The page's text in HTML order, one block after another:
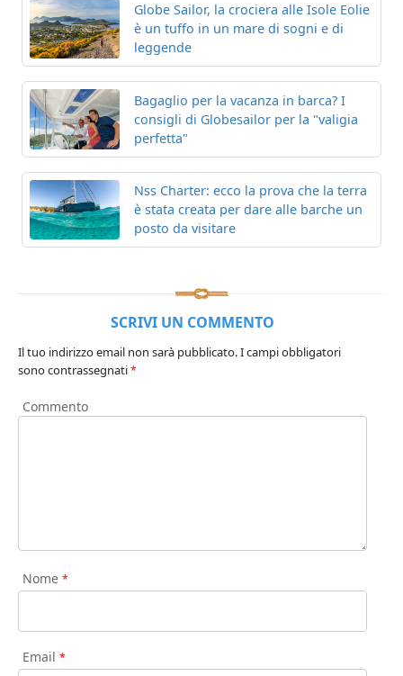
Globe Sailor, la crociera alle Isole Eolie
è un tuffo in un mare di sogni e di
leggende
Bagaglio per la vacanza in barca? I
consigli di Globesailor per la "valigia
perfetta"
Nss Charter: ecco la prova che la terra
è stata creata per dare alle barche un
posto da visitare
SCRIVI UN COMMENTO
Il tuo indirizzo email non sarà pubblicato.I campi obbligatori
sono contrassegnati*
Commento
Nome *
Email *